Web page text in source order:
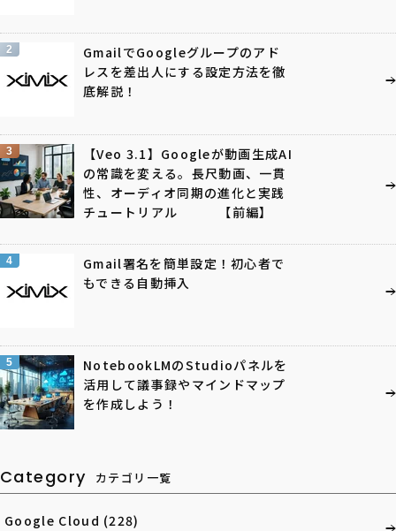
2
GmailでGoogleグループのアド
レスを差出人にする設定方法を徹
底解説！
3
【Veo 3.1】Googleが動画生成AI
の常識を変える。長尺動画、一貫
性、オーディオ同期の進化と実践
チュートリアル 【前編】
4
Gmail署名を簡単設定！初心者で
もできる自動挿入
5
NotebookLMのStudioパネルを
活用して議事録やマインドマップ
を作成しよう！
Category カテゴリ一覧
Google Cloud (228)